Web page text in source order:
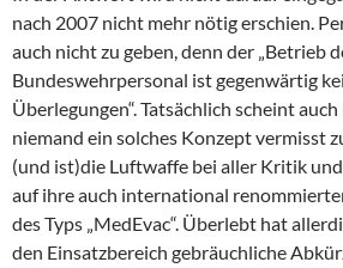
nach 2007 nicht mehr nötig erschien.
auch nicht zu geben, denn der „Betrieb
Bundeswehrpersonal ist gegenwärtig
Überlegungen“. Tatsächlich scheint
niemand ein solches Konzept vermisst
(und ist)die Luftwaffe bei aller Kritik
auf ihre auch international
des Typs „MedEvac“. Überlebt hat
den Einsatzbereich gebräuchliche